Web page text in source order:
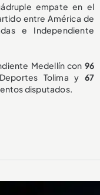
empate en el
entre América de
e Independiente
Medellín con 96
Tolima y 67
disputados.